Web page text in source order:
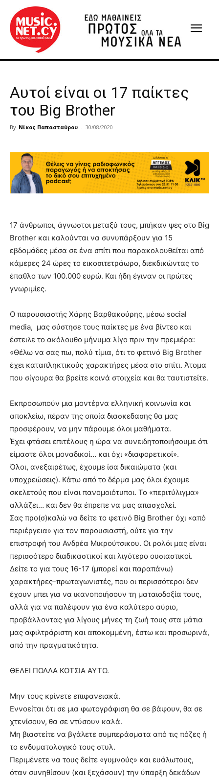
Αυτοί είναι οι 17 παίκτες
του Big Brother
By Νίκος Παπασταύρου - 30/08/2020
17 άνθρωποι, άγνωστοι μεταξύ τους, μπήκαν ψες στο Big
Brother και καλούνται να συνυπάρξουν για 15
εβδομάδες μέσα σε ένα σπίτι που παρακολουθείται από
κάμερες 24 ώρες το εικοσιτετράωρο, διεκδικώντας το
έπαθλο των 100.000 ευρώ. Και ήδη έγιναν οι πρώτες
γνωριμίες.
O παρουσιαστής Χάρης Βαρθακούρης, μέσω social
media, μας σύστησε τους παίκτες με ένα βίντεο και
έστειλε το ακόλουθο μήνυμα λίγο πριν την πρεμιέρα:
«Θέλω να σας πω, πολύ τίμια, ότι το φετινό Big Brother
έχει καταπληκτικούς χαρακτήρες μέσα στο σπίτι. Άτομα
που σίγουρα θα βρείτε κοινά στοιχεία και θα ταυτιστείτε.
Εκπροσωπούν μια μοντέρνα ελληνική κοινωνία και
αποκλείω, πέραν της οποία διασκεδασης θα μας
προσφέρουν, να μην πάρουμε όλοι μαθήματα.
Έχει φτάσει επιτέλους η ώρα να συνειδητοποιήσουμε ότι
είμαστε όλοι μοναδικοί… και όχι «διαφορετικοί».
Όλοι, ανεξαιρέτως, έχουμε ίσα δικαιώματα (και
υποχρεώσεις). Κάτω από το δέρμα μας όλοι έχουμε
σκελετούς που είναι πανομοιότυποι. Το «περιτύλιγμα»
αλλάζει… και δεν θα έπρεπε να μας απασχολεί.
Σας προ(σ)καλώ να δείτε το φετινό Big Brother όχι «από
περιέργεια» για τον παρουσιαστή, ούτε για την
επιστροφή του Ανδρέα Μικρούτσικου. Οι ρολόι μας είναι
περισσότερο διαδικαστικοί και λιγότερο ουσιαστικοί.
Δείτε το για τους 16-17 (μπορεί και παραπάνω)
χαρακτήρες-πρωταγωνιστές, που οι περισσότεροι δεν
έχουν μπει για να ικανοποιήσουν τη ματαιοδοξία τους,
αλλά για να παλέψουν για ένα καλύτερο αύριο,
προβάλλοντας για λίγους μήνες τη ζωή τους στα μάτια
μας αφιλτράριστη και αποκομμένη, έστω και προσωρινά,
από την πραγματικότητα.
ΘΕΛΕΙ ΠΟΛΛΑ ΚΟΤΣΙΑ ΑΥΤΟ.
Μην τους κρίνετε επιφανειακά.
Εννοείται ότι σε μια φωτογράφιση θα σε βάψουν, θα σε
χτενίσουν, θα σε ντύσουν καλά.
Μη βιαστείτε να βγάλετε συμπεράσματα από τις πόζες ή
το ενδυματολογικό τους στυλ.
Περιμένετε να τους δείτε «γυμνούς» και ευάλωτους,
όταν συνηθίσουν (και ξεχάσουν) την ύπαρξη δεκάδων